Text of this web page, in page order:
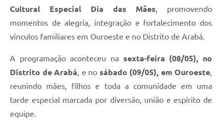
Cultural Especial Dia das Mães , promovendo
momentos de alegria, integração e fortalecimento dos
vínculos familiares em Ouroeste e no Distrito de Arabá.
A programação aconteceu na sexta-feira (08/05), no
Distrito de Arabá , e no sábado (09/05), em Ouroeste
reunindo mães, filhos e toda a comunidade em uma
tarde especial marcada por diversão, união e espírito de
equipe.